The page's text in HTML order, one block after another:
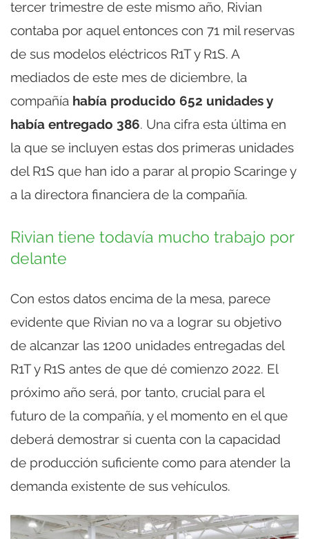
tercer trimestre de este mismo año, Rivian
contaba por aquel entonces con 71 mil reservas
de sus modelos eléctricos R1T y R1S. A
mediados de este mes de diciembre, la
compañía había producido 652 unidades y
había entregado 386. Una cifra esta última en
la que se incluyen estas dos primeras unidades
del R1S que han ido a parar al propio Scaringe y
a la directora financiera de la compañía.
Rivian tiene todavía mucho trabajo por
delante
Con estos datos encima de la mesa, parece
evidente que Rivian no va a lograr su objetivo
de alcanzar las 1200 unidades entregadas del
R1T y R1S antes de que dé comienzo 2022. El
próximo año será, por tanto, crucial para el
futuro de la compañía, y el momento en el que
deberá demostrar si cuenta con la capacidad
de producción suficiente como para atender la
demanda existente de sus vehículos.